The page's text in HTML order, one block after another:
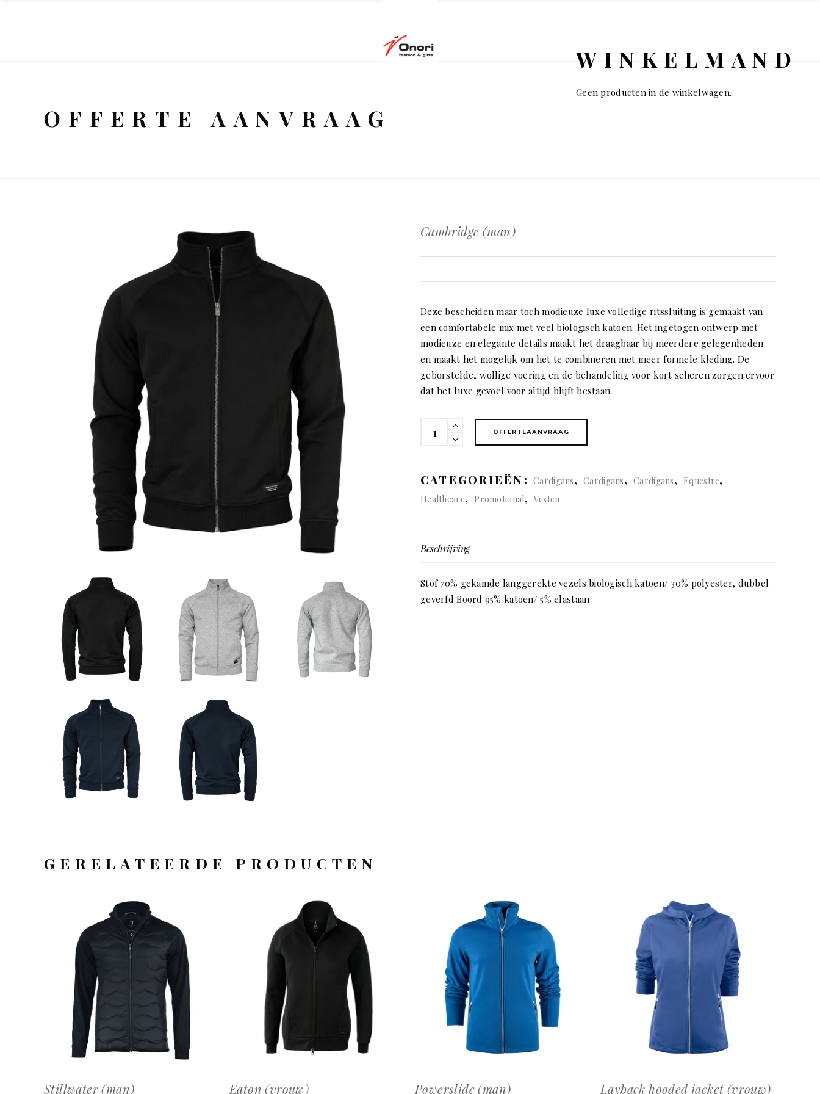
WINKELMAND
Geen producten in de winkelwagen.
OFFERTE AANVRAAG
Cambridge (man)
Deze bescheiden maar toch modieuze luxe volledige ritssluiting is gemaakt van
een comfortabele mix met veel biologisch katoen. Het ingetogen ontwerp met
modieuze en elegante details maakt het draagbaar bij meerdere gelegenheden
en maakt het mogelijk om het te combineren met meer formele kleding. De
geborstelde, wollige voering en de behandeling voor kort scheren zorgen ervoor
dat het luxe gevoel voor altijd blijft bestaan.
Cambridge
OFFERTEAANVRAAG
CATEGORIEËN:Cardigans,Cardigans,Cardigans, Equestre,
Healthcare, Promotional,Vesten
Beschrijving
Stof 70% gekamde langgerekte vezels biologisch katoen/ 30% polyester, dubbel
geverfd Boord 95% katoen/ 5% elastaan
GERELATEERDE PRODUCTEN
OFFERTEAANVRAAG
Stillwater (man)
OFFERTEAANVRAAG
Eaton (vrouw)
OFFERTEAANVRAAG
Powerslide (man)
OFFERTEAANVRAAG
Layback hooded jacket (vrouw)